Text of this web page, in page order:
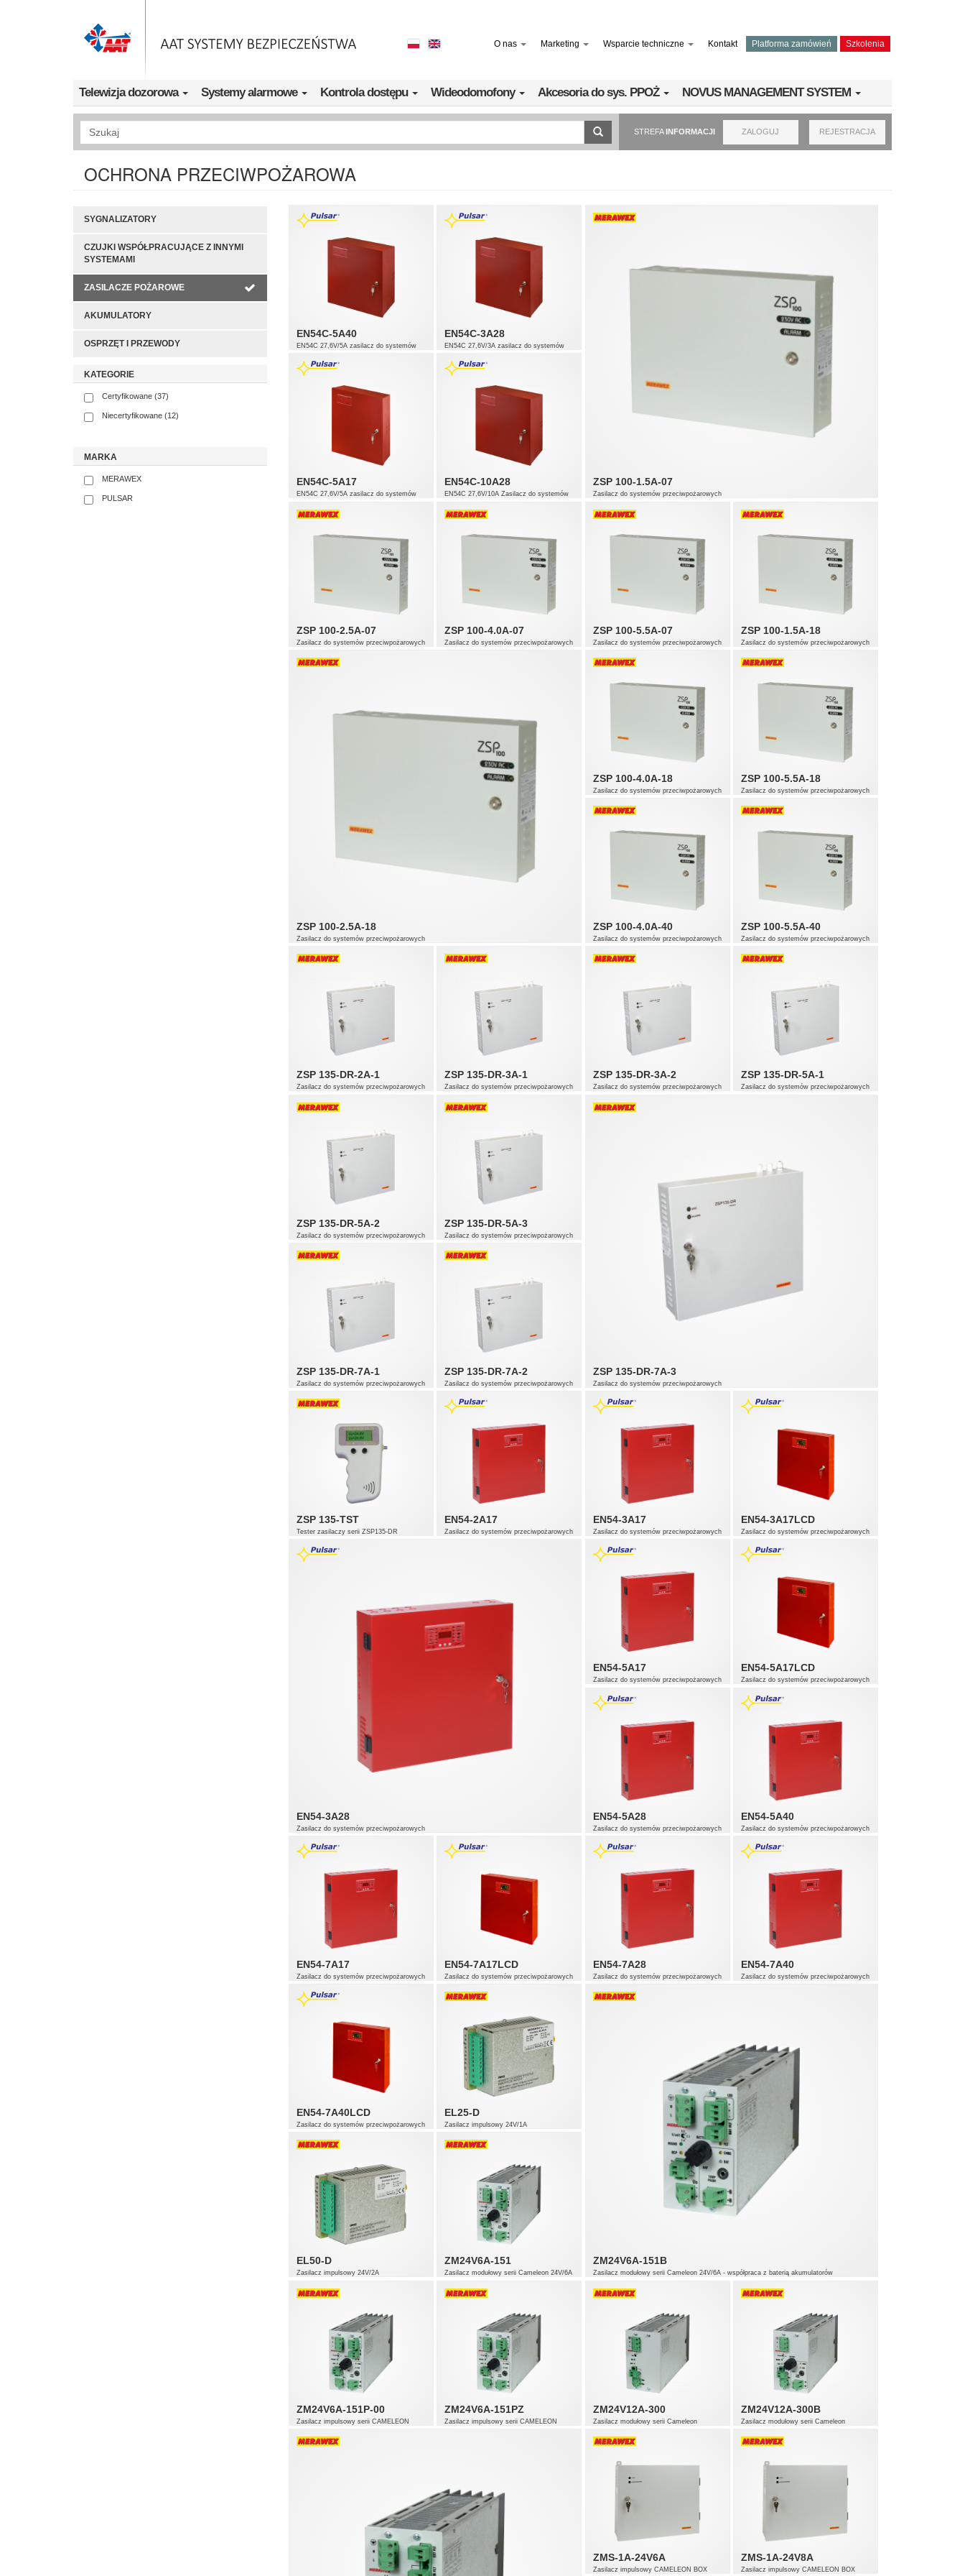
O nas Marketing Wsparcie techniczne Kontakt Platforma zamówień Szkolenia
Telewizja dozorowa Systemy alarmowe Kontrola dostępu Wideodomofony Akcesoria do sys. PPOŻ NOVUS MANAGEMENT SYSTEM
Wyszukiwanie pełnotekstowe STREFAINFORMACJI ZALOGUJ REJESTRACJA
OCHRONA PRZECIWPOŻAROWA
SYGNALIZATORY
CZUJKI WSPÓŁPRACUJĄCE Z INNYMI
SYSTEMAMI
ZASILACZE POŻAROWE
AKUMULATORY
OSPRZĘT I PRZEWODY
KATEGORIE
Certyfikowane (37)
Niecertyfikowane (12)
MARKA
MERAWEX
PULSAR
EN54C-5A40
EN54C 27,6V/5A zasilacz do systemów
EN54C-3A28
EN54C 27,6V/3A zasilacz do systemów
EN54C-5A17
EN54C 27,6V/5A zasilacz do systemów
EN54C-10A28
EN54C 27,6V/10A Zasilacz do systemów
ZSP 100-1.5A-07
Zasilacz do systemów przeciwpożarowych
ZSP 100-2.5A-07
Zasilacz do systemów przeciwpożarowych
ZSP 100-4.0A-07
Zasilacz do systemów przeciwpożarowych
ZSP 100-5.5A-07
Zasilacz do systemów przeciwpożarowych
ZSP 100-1.5A-18
Zasilacz do systemów przeciwpożarowych
ZSP 100-2.5A-18
Zasilacz do systemów przeciwpożarowych
ZSP 100-4.0A-18
Zasilacz do systemów przeciwpożarowych
ZSP 100-5.5A-18
Zasilacz do systemów przeciwpożarowych
ZSP 100-4.0A-40
Zasilacz do systemów przeciwpożarowych
ZSP 100-5.5A-40
Zasilacz do systemów przeciwpożarowych
ZSP 135-DR-2A-1
Zasilacz do systemów przeciwpożarowych
ZSP 135-DR-3A-1
Zasilacz do systemów przeciwpożarowych
ZSP 135-DR-3A-2
Zasilacz do systemów przeciwpożarowych
ZSP 135-DR-5A-1
Zasilacz do systemów przeciwpożarowych
ZSP 135-DR-5A-2
Zasilacz do systemów przeciwpożarowych
ZSP 135-DR-5A-3
Zasilacz do systemów przeciwpożarowych
ZSP 135-DR-7A-1
Zasilacz do systemów przeciwpożarowych
ZSP 135-DR-7A-2
Zasilacz do systemów przeciwpożarowych
ZSP 135-DR-7A-3
Zasilacz do systemów przeciwpożarowych
ZSP 135-TST
Tester zasilaczy serii ZSP135-DR
EN54-2A17
Zasilacz do systemów przeciwpożarowych
EN54-3A17
Zasilacz do systemów przeciwpożarowych
EN54-3A17LCD
Zasilacz do systemów przeciwpożarowych
EN54-3A28
Zasilacz do systemów przeciwpożarowych
EN54-5A17
Zasilacz do systemów przeciwpożarowych
EN54-5A17LCD
Zasilacz do systemów przeciwpożarowych
EN54-5A28
Zasilacz do systemów przeciwpożarowych
EN54-5A40
Zasilacz do systemów przeciwpożarowych
EN54-7A17
Zasilacz do systemów przeciwpożarowych
EN54-7A17LCD
Zasilacz do systemów przeciwpożarowych
EN54-7A28
Zasilacz do systemów przeciwpożarowych
EN54-7A40
Zasilacz do systemów przeciwpożarowych
EN54-7A40LCD
Zasilacz do systemów przeciwpożarowych
EL25-D
Zasilacz impulsowy 24V/1A
EL50-D
Zasilacz impulsowy 24V/2A
ZM24V6A-151
Zasilacz modułowy serii Cameleon 24V/6A
ZM24V6A-151B
Zasilacz modułowy serii Cameleon 24V/6A - współpraca z baterią akumulatorów
ZM24V6A-151P-00
Zasilacz impulsowy serii CAMELEON
ZM24V6A-151PZ
Zasilacz impulsowy serii CAMELEON
ZM24V12A-300
Zasilacz modułowy serii Cameleon
ZM24V12A-300B
Zasilacz modułowy serii Cameleon
akumulatorów
ZMS-1A-24V6A
Zasilacz impulsowy CAMELEON BOX
ZMS-1A-24V8A
Zasilacz impulsowy CAMELEON BOX